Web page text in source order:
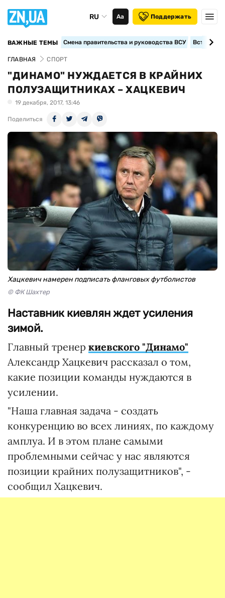
RU Аа Поддержать
ВАЖНЫЕ ТЕМЫ Смена правительства и руководства ВСУ
ГЛАВНАЯ СПОРТ
"ДИНАМО" НУЖДАЕТСЯ В КРАЙНИХ
ПОЛУЗАЩИТНИКАХ – ХАЦКЕВИЧ
19 декабря, 2017, 13:46
Поделиться
Хацкевич намерен подписать фланговых футболистов
© ФК Шахтер
Наставник киевлян ждет усиления
зимой.
Главный тренер киевского "Динамо"
Александр Хацкевич рассказал о том,
какие позиции команды нуждаются в
усилении.
"Наша главная задача - создать
конкуренцию во всех линиях, по каждому
амплуа. И в этом плане самыми
проблемными сейчас у нас являются
позиции крайних полузащитников", -
сообщил Хацкевич.